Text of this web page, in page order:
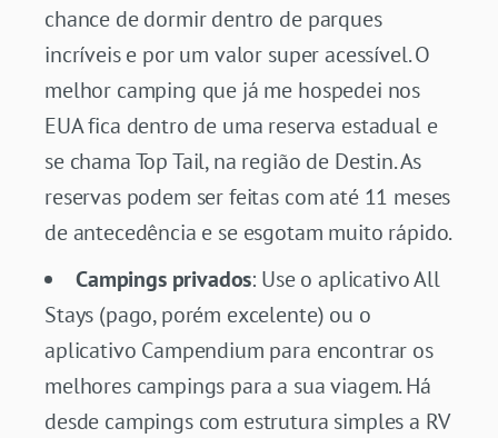
chance de dormir dentro de parques
incríveis e por um valor super acessível. O
melhor camping que já me hospedei nos
EUA fica dentro de uma reserva estadual e
se chama Top Tail, na região de Destin. As
reservas podem ser feitas com até 11 meses
de antecedência e se esgotam muito rápido.
Campings privados: Use o aplicativo All
Stays (pago, porém excelente) ou o
aplicativo Campendium para encontrar os
melhores campings para a sua viagem. Há
desde campings com estrutura simples a RV